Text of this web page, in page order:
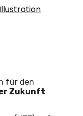
für den
Zukunft